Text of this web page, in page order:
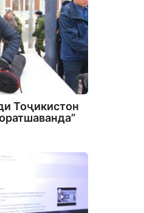
Тоҷикистон